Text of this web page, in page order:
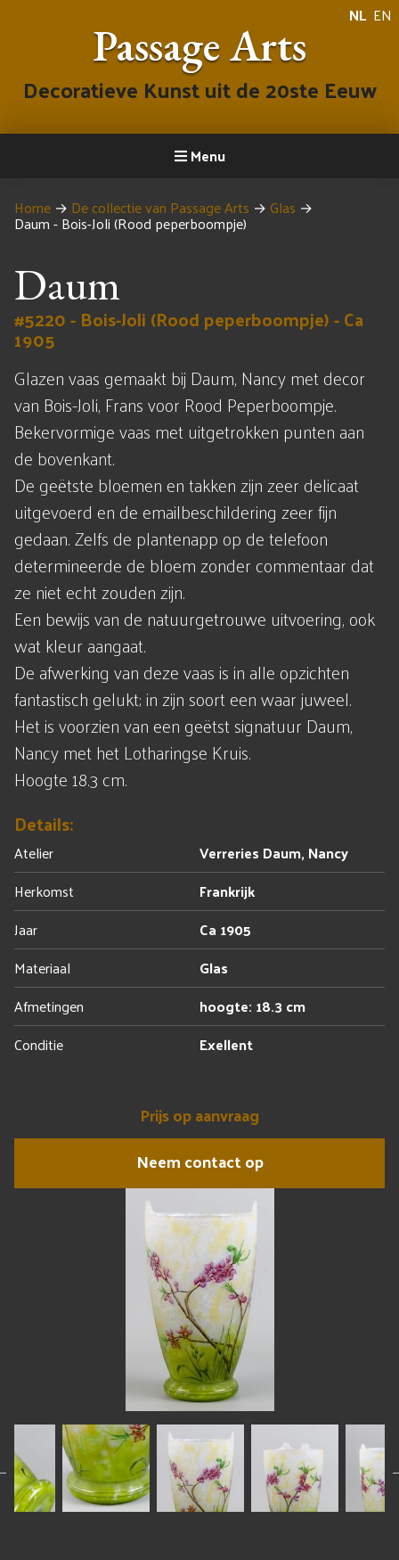
NL EN
Passage Arts
Decoratieve Kunst uit de 20ste Eeuw
Menu
Home → De collectie van Passage Arts → Glas →
Daum - Bois-Joli (Rood peperboompje)
Daum
#5220 - Bois-Joli (Rood peperboompje) - Ca
1905
Glazen vaas gemaakt bij Daum, Nancy met decor
van Bois-Joli, Frans voor Rood Peperboompje.
Bekervormige vaas met uitgetrokken punten aan
de bovenkant.
De geëtste bloemen en takken zijn zeer delicaat
uitgevoerd en de emailbeschildering zeer fijn
gedaan. Zelfs de plantenapp op de telefoon
determineerde de bloem zonder commentaar dat
ze niet echt zouden zijn.
Een bewijs van de natuurgetrouwe uitvoering, ook
wat kleur aangaat.
De afwerking van deze vaas is in alle opzichten
fantastisch gelukt; in zijn soort een waar juweel.
Het is voorzien van een geëtst signatuur Daum,
Nancy met het Lotharingse Kruis.
Hoogte 18.3 cm.
Details:
Atelier
Verreries Daum, Nancy
Herkomst
Frankrijk
Jaar
Ca 1905
Materiaal
Glas
Afmetingen
hoogte: 18.3 cm
Conditie
Exellent
Prijs op aanvraag
Neem contact op